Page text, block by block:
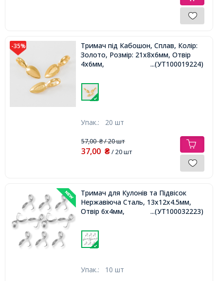
-35%
Тримач під Кабошон, Сплав, Колір:
Золото, Розмір: 21х8х6мм, Отвір
4х6мм,
...(УТ100019224)
Упак.: 20 шт
57,00₴/ 20 шт
37,00 ₴/ 20 шт
Тримач для Кулонів та Підвісок
Нержавіюча Сталь, 13x12x4.5мм,
Отвір 6х4мм,
...(УТ100032223)
Упак.: 10 шт